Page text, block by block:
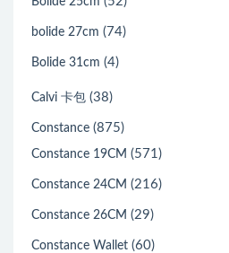
bolide 27cm (74)
Bolide 31cm (4)
Calvi 卡包 (38)
Constance (875)
Constance 19CM (571)
Constance 24CM (216)
Constance 26CM (29)
Constance Wallet (60)